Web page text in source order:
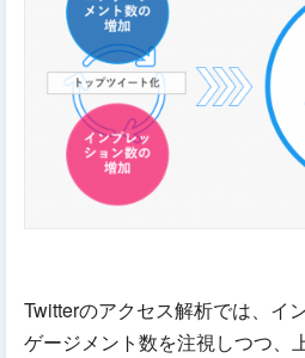
Twitterのアクセス解析では、イ
ゲージメント数を注視しつつ、